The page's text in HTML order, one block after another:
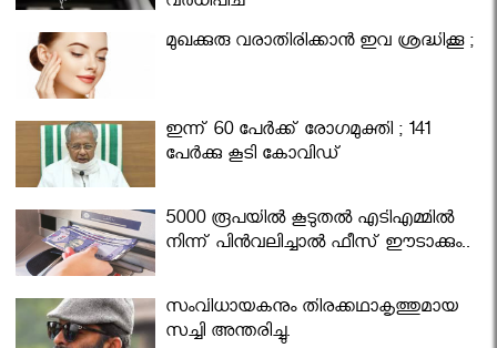
മുഖക്കുരു വരാതിരിക്കാന്‍ ഇവ ശ്രദ്ധിക്കൂ ;
ഇന്ന് 60 പേർക്ക് രോഗമുക്തി ; 141
പേര്‍ക്കു കൂടി കോവിഡ്
5000 രൂപയിൽ കൂടുതൽ എടിഎമ്മിൽ
നിന്ന് പിൻവലിച്ചാൽ ഫീസ് ഈടാക്കും..
സംവിധായകനും തിരക്കഥാകൃത്തുമായ
സച്ചി അന്തരിച്ചു.